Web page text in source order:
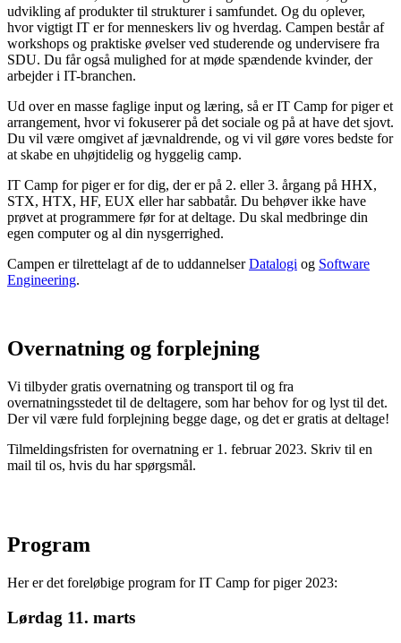
udvikling af produkter til strukturer i samfundet. Og du oplever,
hvor vigtigt IT er for menneskers liv og hverdag. Campen består af
workshops og praktiske øvelser ved studerende og undervisere fra
SDU. Du får også mulighed for at møde spændende kvinder, der
arbejder i IT-branchen.
Ud over en masse faglige input og læring, så er IT Camp for piger et
arrangement, hvor vi fokuserer på det sociale og på at have det sjovt.
Du vil være omgivet af jævnaldrende, og vi vil gøre vores bedste for
at skabe en uhøjtidelig og hyggelig camp.
IT Camp for piger er for dig, der er på 2. eller 3. årgang på HHX,
STX, HTX, HF, EUX eller har sabbatår. Du behøver ikke have
prøvet at programmere før for at deltage. Du skal medbringe din
egen computer og al din nysgerrighed.
Campen er tilrettelagt af de to uddannelserDatalogi og Software
Engineering.
Overnatning og forplejning
Vi tilbyder gratis overnatning og transport til og fra
overnatningsstedet til de deltagere, som har behov for og lyst til det.
Der vil være fuld forplejning begge dage, og det er gratis at deltage!
Tilmeldingsfristen for overnatning er 1. februar 2023. Skriv til en
mail til os, hvis du har spørgsmål.
Program
Her er det foreløbige program for IT Camp for piger 2023:
Lørdag 11. marts